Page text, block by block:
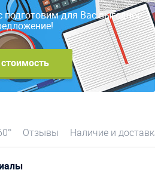
подготовим для Вас выгодное
Отзывы Наличие и доставка